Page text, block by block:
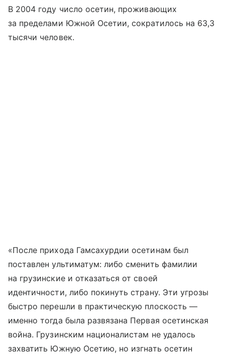
В 2004 году число осетин, проживающих
за пределами Южной Осетии, сократилось на 63,3
тысячи человек.
«После прихода Гамсахурдии осетинам был
поставлен ультиматум: либо сменить фамилии
на грузинские и отказаться от своей
идентичности, либо покинуть страну. Эти угрозы
быстро перешли в практическую плоскость —
именно тогда была развязана Первая осетинская
война. Грузинским националистам не удалось
захватить Южную Осетию, но изгнать осетин